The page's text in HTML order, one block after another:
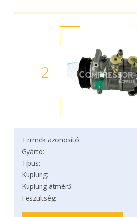
2
Termék azonosító:
Gyártó:
Típus:
Kuplung:
Kuplung átmérő:
Feszültség: